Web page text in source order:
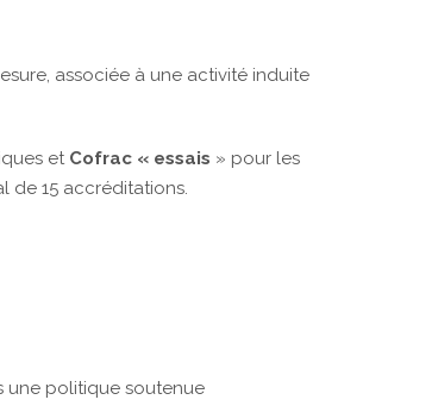
associée à une activité induite
et Cofrac « essais » pour les
de 15 accréditations.
une politique soutenue